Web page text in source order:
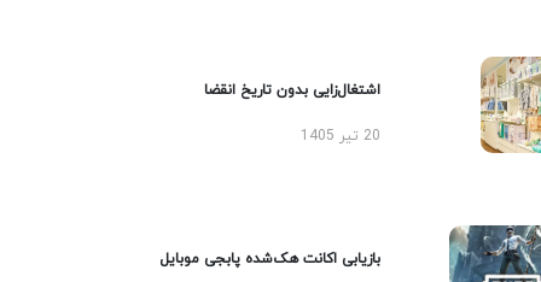
اشتغال‌زایی بدون تاریخ انقضا
20 تیر 1405
بازیابی اکانت هک‌شده پابجی موبایل